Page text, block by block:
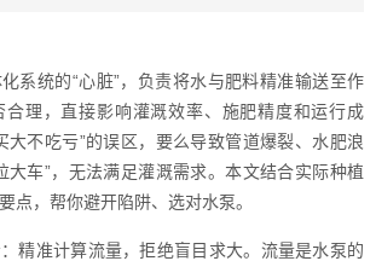
系统的“心脏”，负责将水与肥料精准输送至作
合理，直接影响灌溉效率、施肥精度和运行成
大不吃亏”的误区，要么导致管道爆裂、水肥浪
大车”，无法满足灌溉需求。本文结合实际种植
点，帮你避开陷阱、选对水泵。
精准计算流量，拒绝盲目求大。流量是水泵的